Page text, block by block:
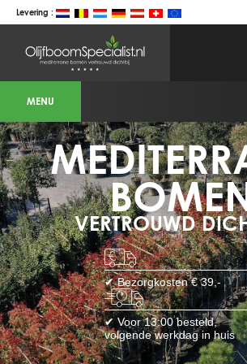
Levering :
BOTANICALGROUP
WEBSITES
OLIJFBOOMSPECIALIST.NL
OLIJFBOOMSPECIALIST.BE
LESPECIALISTEDESOLIVIERS.FR
OLIVENBAUM.DE
DRZEWAOLIWNE.PL
OLIVETREESPECIALIST.COM
Bomen
BOMEN.NL
GROENBLIJVENDEBOMEN.NL
GROENBLIJVENDEBOMEN.BE
PALMBOMENSPECIALIST.NL
IMMERGRUENEBAEUME.DE
Botanicalgroup
BOTANICALGROUP.EU
BOTANICALGROUP.DE
BOTANICALGROUP.BE
MENU
VERTROUWD
✔ Bezorgkosten € 39,-
✔ Voor 13:00 besteld,
volgende werkdag in huis